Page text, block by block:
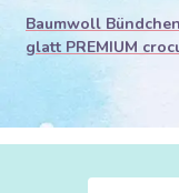
Baumwoll
glatt PREMIUM